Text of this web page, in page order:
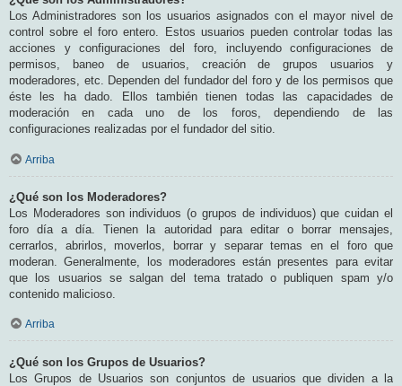
Los Administradores son los usuarios asignados con el mayor nivel de
control sobre el foro entero. Estos usuarios pueden controlar todas las
acciones y configuraciones del foro, incluyendo configuraciones de
permisos, baneo de usuarios, creación de grupos usuarios y
moderadores, etc. Dependen del fundador del foro y de los permisos que
éste les ha dado. Ellos también tienen todas las capacidades de
moderación en cada uno de los foros, dependiendo de las
configuraciones realizadas por el fundador del sitio.
Arriba
¿Qué son los Moderadores?
Los Moderadores son individuos (o grupos de individuos) que cuidan el
foro día a día. Tienen la autoridad para editar o borrar mensajes,
cerrarlos, abrirlos, moverlos, borrar y separar temas en el foro que
moderan. Generalmente, los moderadores están presentes para evitar
que los usuarios se salgan del tema tratado o publiquen spam y/o
contenido malicioso.
Arriba
¿Qué son los Grupos de Usuarios?
Los Grupos de Usuarios son conjuntos de usuarios que dividen a la